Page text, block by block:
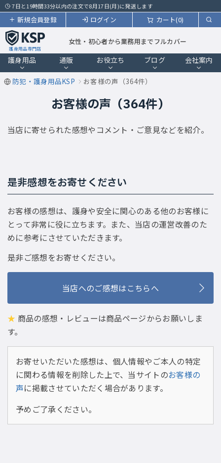
7日と19時間33分以内の注文で8月17日(月)に発送します
カート(0)
ログイン
新規会員登録
護身用品専門店
女性・初心者から業務用までフルカバー
護身用品 通販 お役立ち ブログ 会社案内
防犯・護身用品KSP お客様の声（364件）
お客様の声（364件）
当店に寄せられた感想やコメント・ご意見などを紹介。
是非感想をお寄せください
お客様の感想は、護身や安全に関心のある他のお客様に
とって非常に役に立ちます。また、当店の運営改善のた
めに参考にさせていただきます。
是非ご感想をお寄せください。
当店へのご感想はこちらへ
★ 商品の感想・レビューは商品ページからお願いしま
す。
お寄せいただいた感想は、個人情報やご本人の特定
に関わる情報を削除した上で、当サイトのお客様の
声に掲載させていただく場合があります。
予めご了承ください。